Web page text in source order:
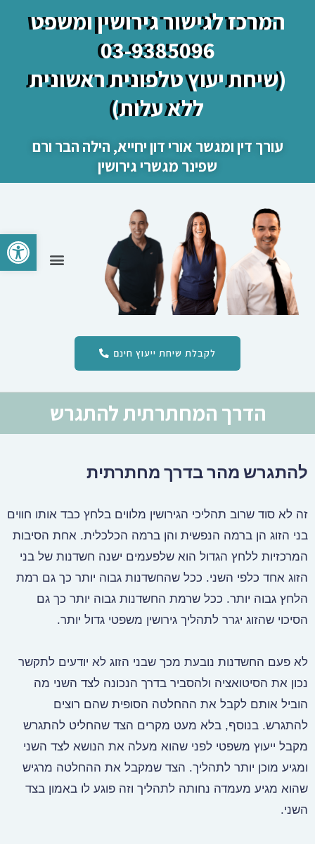
פתח
המרכז לגישור גירושין ומשפט
03-9385096
(שיחת יעוץ טלפונית ראשונית
ללא עלות)
עורך דין ומגשר אורי דון יחייא, הילה הבר ורם
שפינר מגשרי גירושין
לקבלת שיחת ייעוץ חינם
הדרך המחתרתית להתגרש
להתגרש מהר בדרך מחתרתית
זה לא סוד שרוב תהליכי הגירושין מלווים בלחץ כבד אותו חווים
בני הזוג הן ברמה הנפשית והן ברמה הכלכלית. אחת הסיבות
המרכזיות ללחץ הגדול הוא שלפעמים ישנה חשדנות של בני
הזוג אחד כלפי השני. ככל שהחשדנות גבוה יותר כך גם רמת
הלחץ גבוה יותר. ככל שרמת החשדנות גבוה יותר כך גם
הסיכוי שהזוג יגרר לתהליך גירושין משפטי גדול יותר.
לא פעם החשדנות נובעת מכך שבני הזוג לא יודעים לתקשר
נכון את הסיטואציה ולהסביר בדרך הנכונה לצד השני מה
הוביל אותם לקבל את ההחלטה הסופית שהם רוצים
להתגרש. בנוסף, בלא מעט מקרים הצד שהחליט להתגרש
מקבל ייעוץ משפטי לפני שהוא מעלה את הנושא לצד השני
ומגיע מוכן יותר לתהליך. הצד שמקבל את ההחלטה מרגיש
שהוא מגיע מעמדה נחותה לתהליך וזה פוגע לו באמון בצד
השני.